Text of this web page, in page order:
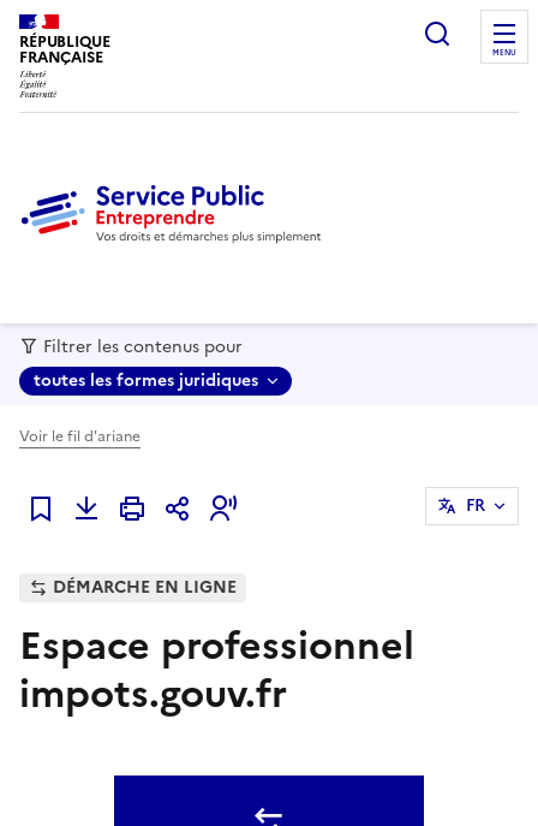
RÉPUBLIQUE
FRANÇAISE MENU
Filtrer les contenus pour
toutes les formes juridiques
Voir le fil d'ariane
Ajouter à mes favoris
FR
DÉMARCHE EN LIGNE
Espace professionnel
impots.gouv.fr